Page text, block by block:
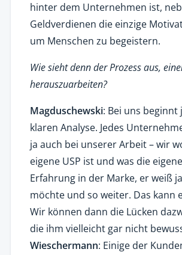
hinter dem Unternehmen ist,
Geldverdienen die einzige
um Menschen zu begeistern.
Wie sieht denn der Prozess aus,
herauszuarbeiten?
Magduschewski: Bei uns
klaren Analyse. Jedes
ja auch bei unserer Arbeit – wir
eigene USP ist und was die
Erfahrung in der Marke, er weiß
möchte und so weiter. Das kann
Wir können dann die Lücken
die ihm vielleicht gar nicht
Wieschermann: Einige der